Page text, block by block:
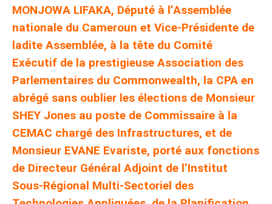
MONJOWA LIFAKA, Député à l’Assemblée
nationale du Cameroun et Vice-Présidente de
ladite Assemblée, à la tête du Comité
Exécutif de la prestigieuse Association des
Parlementaires du Commonwealth, la CPA en
abrégé sans oublier les élections de Monsieur
SHEY Jones au poste de Commissaire à la
CEMAC chargé des Infrastructures, et de
Monsieur EVANE Evariste, porté aux fonctions
de Directeur Général Adjoint de l’Institut
Sous-Régional Multi-Sectoriel des